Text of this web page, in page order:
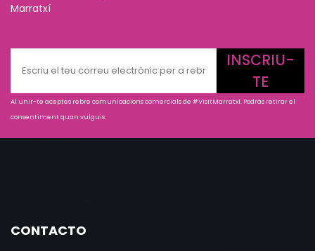
Marratxí
INSCRIU-
TE
Al unir-te aceptes rebre comunicacions comercials de #VisitMarratxí. Podràs retirar el
consentiment quan vulguis.
CONTACTO